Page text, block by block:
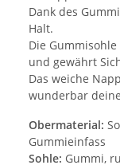
Dank des
Halt.
Die
und gewährt
Das weiche
wunderbar
Obermaterial:
Gummieinfass
Sohle: Gummi,